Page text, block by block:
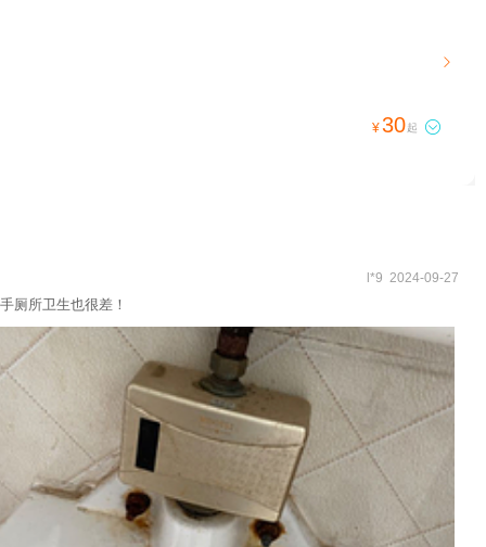

¥30起 
l*9 2024-09-27
厕所卫生也很差！